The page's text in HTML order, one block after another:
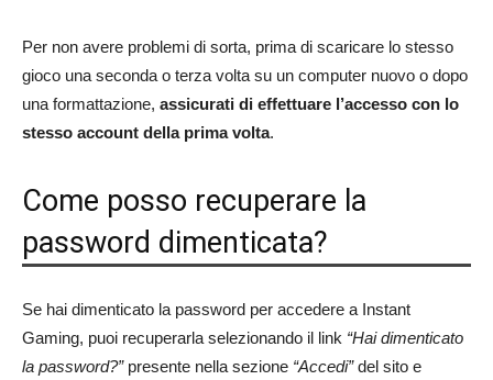
Per non avere problemi di sorta, prima di scaricare lo stesso
gioco una seconda o terza volta su un computer nuovo o dopo
una formattazione, assicurati di effettuare l’accesso con lo
stesso account della prima volta.
Come posso recuperare la
password dimenticata?
Se hai dimenticato la password per accedere a Instant
Gaming, puoi recuperarla selezionando il link “Hai dimenticato
la password?”presente nella sezione “Accedi”del sito e